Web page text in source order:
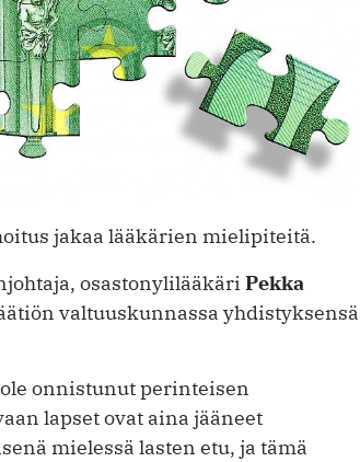
jakaa lääkärien mielipiteitä.
osastonylilääkäri Pekka
valtuuskunnassa yhdistyksensä
onnistunut perinteisen
lapset ovat aina jääneet
mielessä lasten etu, ja tämä